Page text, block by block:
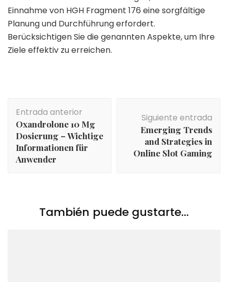
Einnahme von HGH Fragment 176 eine sorgfältige
Planung und Durchführung erfordert.
Berücksichtigen Sie die genannten Aspekte, um Ihre
Ziele effektiv zu erreichen.
de
entradas
Entrada anterior
Oxandrolone 10 Mg
Dosierung – Wichtige
Informationen für
Anwender
Siguiente entrada
Emerging Trends
and Strategies in
Online Slot Gaming
También puede gustarte...